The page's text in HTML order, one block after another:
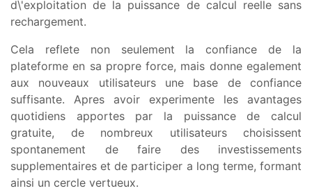
d\'exploitation de la puissance de calcul reelle sans
rechargement.
Cela reflete non seulement la confiance de la
plateforme en sa propre force, mais donne egalement
aux nouveaux utilisateurs une base de confiance
suffisante. Apres avoir experimente les avantages
quotidiens apportes par la puissance de calcul
gratuite, de nombreux utilisateurs choisissent
spontanement de faire des investissements
supplementaires et de participer a long terme, formant
ainsi un cercle vertueux.